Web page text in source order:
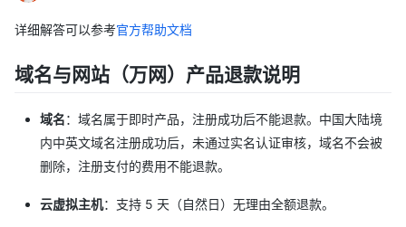
详细解答可以参考官方帮助文档
域名与网站（万网）产品退款说明
域名：域名属于即时产品，注册成功后不能退款。中国大陆境
内中英文域名注册成功后，未通过实名认证审核，域名不会被
删除，注册支付的费用不能退款。
云虚拟主机：支持 5 天（自然日）无理由全额退款。